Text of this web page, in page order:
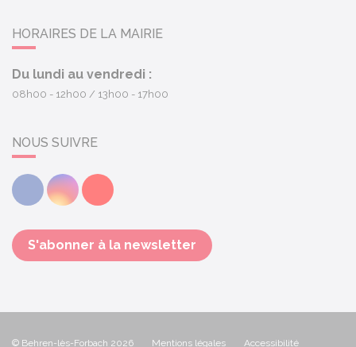
HORAIRES DE LA MAIRIE
Du lundi au vendredi :
08h00 - 12h00 13h00 - 17h00
NOUS SUIVRE
FacebookInstagramYoutube
S'abonner à la newsletter
© Behren-lès-Forbach 2026 Mentions légales Accessibilité